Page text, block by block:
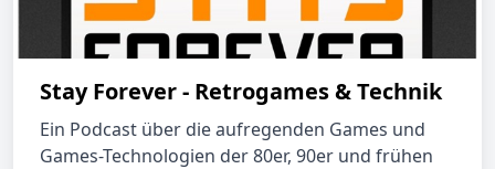
Stay Forever - Retrogames & Technik
Ein Podcast über die aufregenden Games und
Games-Technologien der 80er, 90er und frühen